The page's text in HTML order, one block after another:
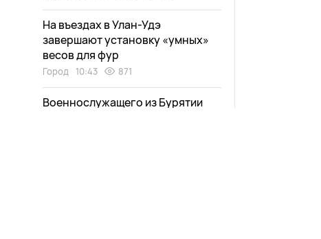
На въездах в Улан-Удэ
завершают установку «умных»
весов для фур
Город 10:43 871
Военнослужащего из Бурятии